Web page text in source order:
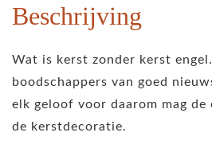
in
kerstboom!
aantal
Beschrijving
Wat is kerst zonder kerst
boodschappers van goed
elk geloof voor daarom mag de
de kerstdecoratie.